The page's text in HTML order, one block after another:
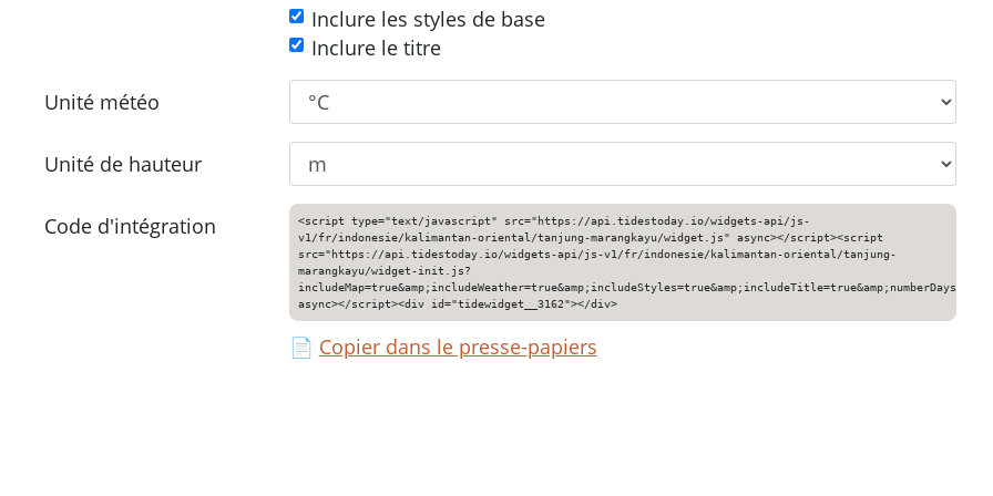
Inclure les styles de base
Inclure le titre
Unité météo
Unité de hauteur
Code d'intégration
<script type="text/javascript" src="https://api.tidestoday.io/widgets-api/js-
v1/fr/indonesie/kalimantan-oriental/tanjung-marangkayu/widget.js" async></script><script
src="https://api.tidestoday.io/widgets-api/js-v1/fr/indonesie/kalimantan-oriental/tanjung-
marangkayu/widget-init.js?
async></script><div id="tidewidget__3162"></div>
📄 Copier dans le presse-papiers